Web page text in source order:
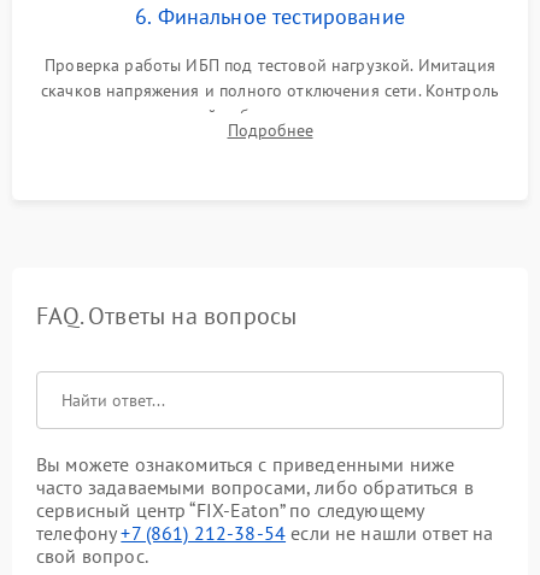
6. Финальное тестирование
Проверка работы ИБП под тестовой нагрузкой. Имитация
скачков напряжения и полного отключения сети. Контроль
времени автономной работы, температурного режима и
корректности формы выходного сигнала.
Подробнее
FAQ. Ответы на вопросы
Вы можете ознакомиться с приведенными ниже
часто задаваемыми вопросами, либо обратиться в
сервисный центр “FIX-Eaton” по следующему
телефону+7 (861) 212-38-54 если не нашли ответ на
свой вопрос.